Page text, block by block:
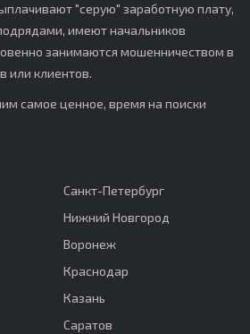
"серую" заработную плату,
имеют начальников
занимаются мошенничеством в
или клиентов.
самое ценное, время на поиски
Санкт-Петербург
Нижний Новгород
Воронеж
Краснодар
Казань
Саратов